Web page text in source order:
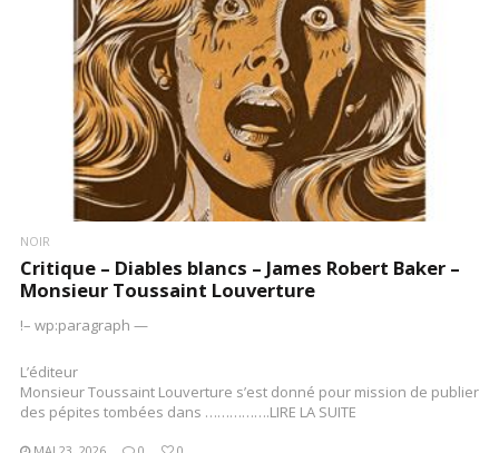
LIRE LA SUITE
NOIR
Critique – Diables blancs – James Robert Baker –
Monsieur Toussaint Louverture
!– wp:paragraph —
L’éditeur
Monsieur Toussaint Louverture s’est donné pour mission de publier
des pépites tombées dans …………….LIRE LA SUITE